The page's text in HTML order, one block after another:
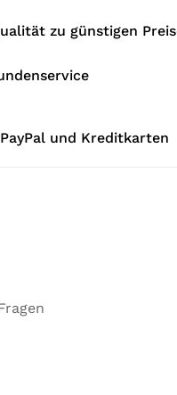
zu günstigen
und Kreditkarten